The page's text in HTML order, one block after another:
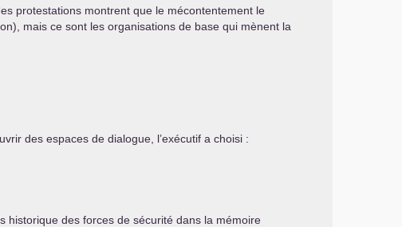
protestations montrent que le mécontentement le
mais ce sont les organisations de base qui mènent la
des espaces de dialogue, l’exécutif a choisi :
historique des forces de sécurité dans la mémoire